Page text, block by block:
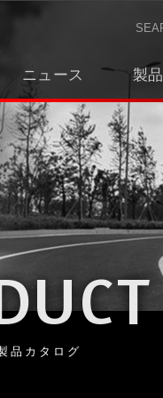
ニュース 製品
品カタログ